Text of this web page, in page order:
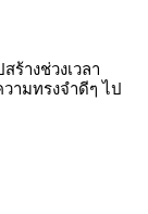
างช่วงเวลา
ามทรงจำดีๆ ไป